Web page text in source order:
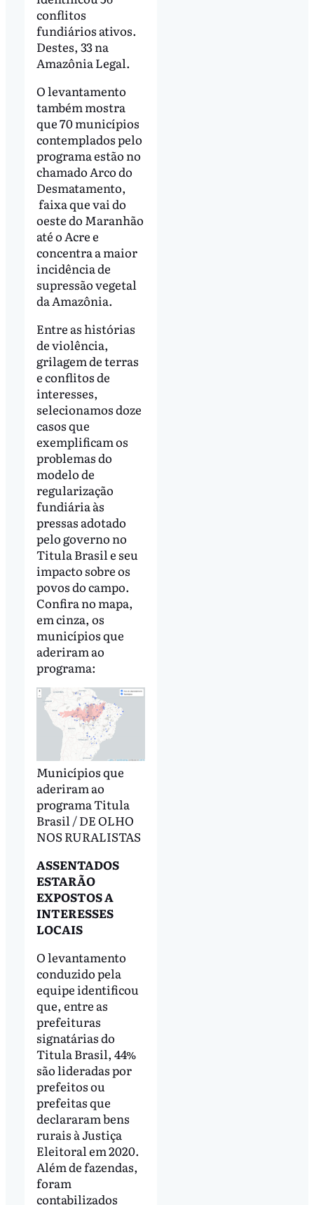
conflitos
fundiários ativos.
Destes, 33 na
Amazônia Legal.
O levantamento
também mostra
que 70 municípios
contemplados pelo
programa estão no
chamado Arco do
Desmatamento,
faixa que vai do
oeste do Maranhão
até o Acre e
concentra a maior
incidência de
supressão vegetal
da Amazônia.
Entre as histórias
de violência,
grilagem de terras
e conflitos de
interesses,
selecionamos doze
casos que
exemplificam os
problemas do
modelo de
regularização
fundiária às
pressas adotado
pelo governo no
Titula Brasil e seu
impacto sobre os
povos do campo.
Confira no mapa,
em cinza, os
municípios que
aderiram ao
programa:
Municípios que
aderiram ao
programa Titula
Brasil / DE OLHO
NOS RURALISTAS
ASSENTADOS
ESTARÃO
EXPOSTOS A
INTERESSES
LOCAIS
O levantamento
conduzido pela
equipe identificou
que, entre as
prefeituras
signatárias do
Titula Brasil, 44%
são lideradas por
prefeitos ou
prefeitas que
declararam bens
rurais à Justiça
Eleitoral em 2020.
Além de fazendas,
foram
contabilizados